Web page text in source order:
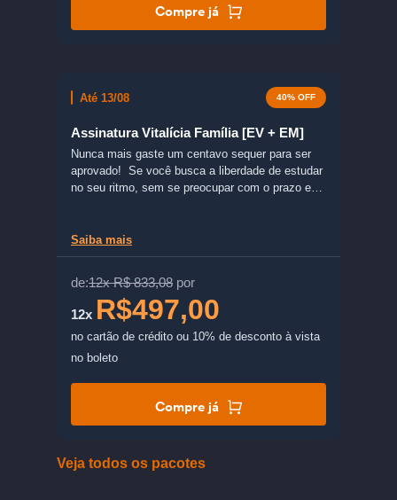
Compre já
Até 13/08 40% OFF
Assinatura Vitalícia Família [EV + EM]
Nunca mais gaste um centavo sequer para ser
aprovado! Se você busca a liberdade de estudar
no seu ritmo, sem se preocupar com o prazo em
a mais de 70 cursos voltados para os principais
vestibulares do país, como ENEM, Fuvest,
Saiba mais
de:12x R$ 833,08 por
12x R$497,00
no cartão de crédito ou 10% de desconto à vista
no boleto
Compre já
Veja todos os pacotes